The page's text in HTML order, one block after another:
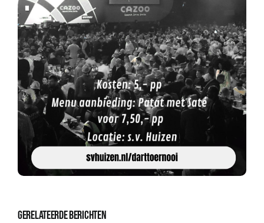
Activiteiten
Business Club Zuyderzee
Gerelateerde berichten